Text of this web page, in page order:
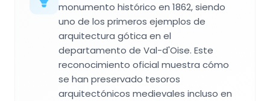
monumento histórico en 1862, siendo
uno de los primeros ejemplos de
arquitectura gótica en el
departamento de Val-d'Oise. Este
reconocimiento oficial muestra cómo
se han preservado tesoros
arquitectónicos medievales incluso en